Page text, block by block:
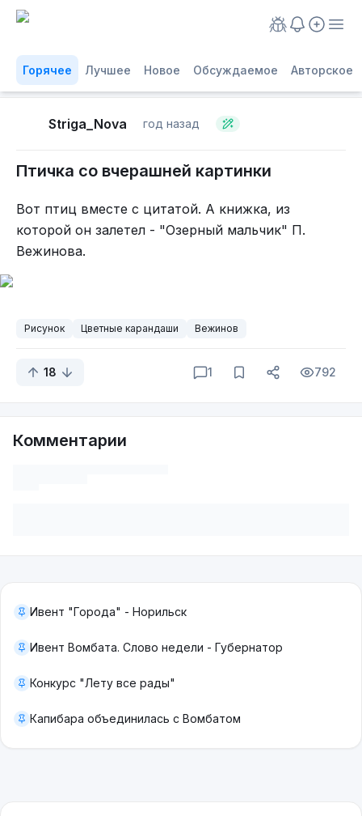
Горячее Лучшее Новое Обсуждаемое Авторское
Striga_Nova год назад
Птичка со вчерашней картинки
Вот птиц вместе с цитатой. А книжка, из
которой он залетел - "Озерный мальчик" П.
Вежинова.
Рисунок Цветные карандаши Вежинов
18 1 792
Комментарии
Ивент "Города" - Норильск
Ивент Вомбата. Слово недели - Губернатор
Конкурс "Лету все рады"
Капибара объединилась с Вомбатом